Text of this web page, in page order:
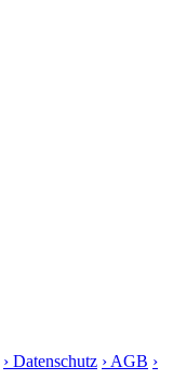
› Datenschutz › AGB ›